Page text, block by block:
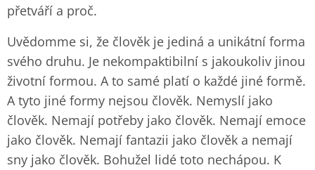
přetváří a proč.
Uvědomme si, že člověk je jediná a unikátní forma
svého druhu. Je nekompaktibilní s jakoukoliv jinou
životní formou. A to samé platí o každé jiné formě.
A tyto jiné formy nejsou člověk. Nemyslí jako
člověk. Nemají potřeby jako člověk. Nemají emoce
jako člověk. Nemají fantazii jako člověk a nemají
sny jako člověk. Bohužel lidé toto nechápou. K